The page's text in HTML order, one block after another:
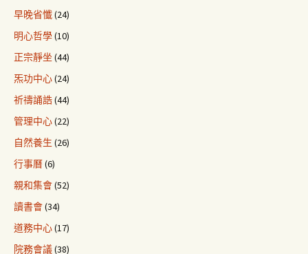
早晚省懺(24)
明心哲學(10)
正宗靜坐 (44)
炁功中心(24)
祈禱誦誥(44)
管理中心(22)
自然養生 (26)
行事曆(6)
親和集會(52)
讀書會(34)
道務中心(17)
院務會議(38)